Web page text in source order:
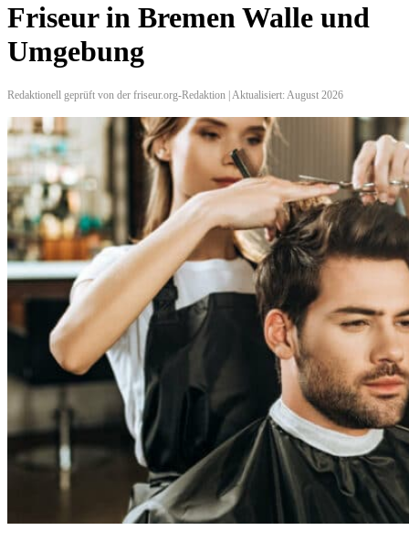
Friseur in Bremen Walle und
Umgebung
Redaktionell geprüft von der friseur.org-Redaktion | Aktualisiert: August 2026